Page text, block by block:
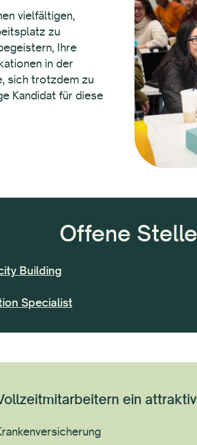
vielfältigen,
zu
Ihre
in der
sich trotzdem zu
Kandidat für diese
Offene
Building
Specialist
ein